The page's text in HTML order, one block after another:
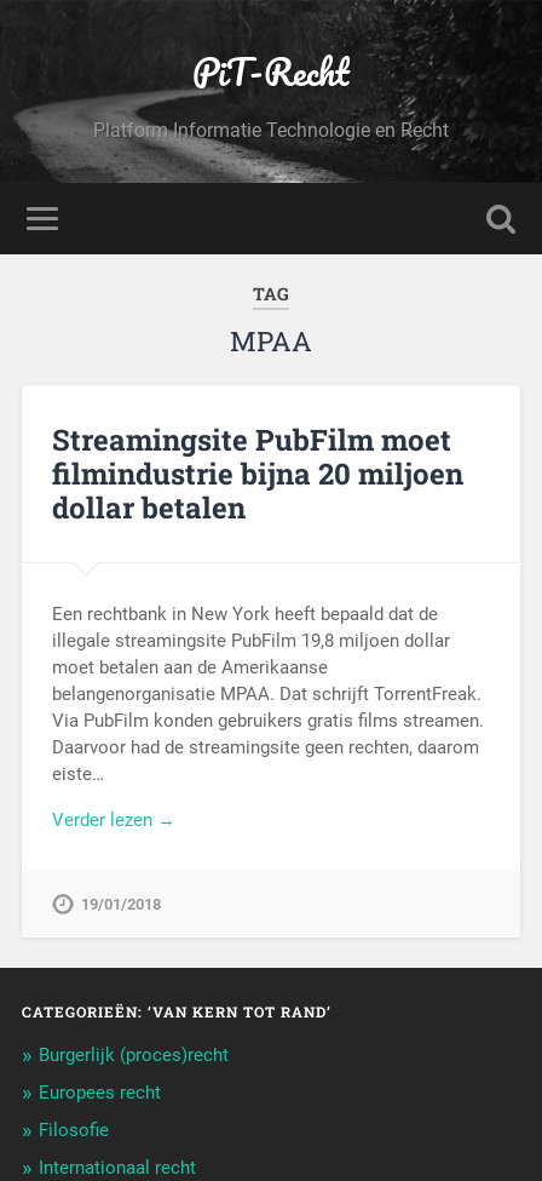
PiT-Recht
Platform Informatie Technologie en Recht
TAG
MPAA
Streamingsite PubFilm moet
filmindustrie bijna 20 miljoen
dollar betalen
Een rechtbank in New York heeft bepaald dat de
illegale streamingsite PubFilm 19,8 miljoen dollar
moet betalen aan de Amerikaanse
belangenorganisatie MPAA. Dat schrijft TorrentFreak.
Via PubFilm konden gebruikers gratis films streamen.
Daarvoor had de streamingsite geen rechten, daarom
eiste…
Verder lezen →
19/01/2018
CATEGORIEËN: ‘VAN KERN TOT RAND’
Burgerlijk (proces)recht
Europees recht
Filosofie
Internationaal recht